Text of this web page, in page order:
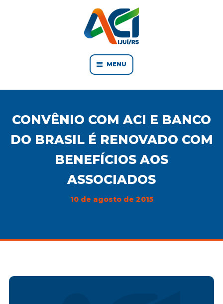
MENU
CONVÊNIO COM ACI E BANCO
DO BRASIL É RENOVADO COM
BENEFÍCIOS AOS
ASSOCIADOS
10 de agosto de 2015